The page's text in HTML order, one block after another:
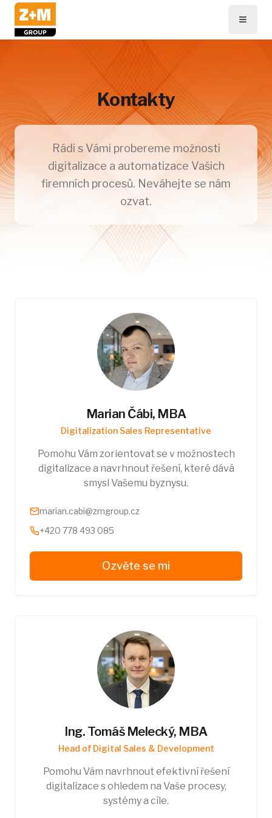
Kontakty
Rádi s Vámi probereme možnosti
digitalizace a automatizace Vašich
firemních procesů. Neváhejte se nám
ozvat.
Marian Čábi, MBA
Digitalization Sales Representative
Pomohu Vám zorientovat se v možnostech
digitalizace a navrhnout řešení, které dává
smysl Vašemu byznysu.
marian.cabi@zmgroup.cz
+420 778 493 085
Ozvěte se mi
Ing. Tomáš Melecký, MBA
Head of Digital Sales & Development
Pomohu Vám navrhnout efektivní řešení
digitalizace s ohledem na Vaše procesy,
systémy a cíle.